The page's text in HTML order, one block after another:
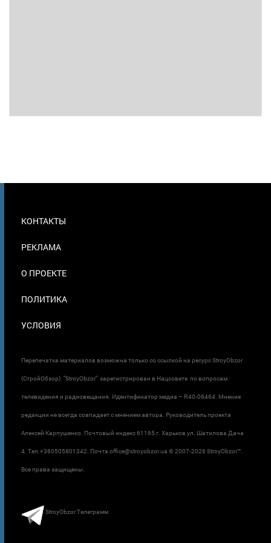
В
КОНТАКТЫ
РЕКЛАМА
О ПРОЕКТЕ
ПОЛИТИКА
УСЛОВИЯ
Перепечатка материалов возможна только со ссылкой на ресурс StroyObzor
(СтройОбзор). "StroyObzor" зарегистрирован в Нацсовете по вопросам
телевидения и радиовещания. Идентификатор медиа – R40-06464. Мнение
редакции не всегда совпадает с мнением автора. Руководитель проекта
Алексей Карпушенко. Почтовый индекс 61165 г. Харьков ул. Шатилова Дача
4. Тел.+380505801342. Почта office@stroyobzor.ua © 2007-2026 StroyObzor™.
Все права защищены.
StroyObzor Телеграмм